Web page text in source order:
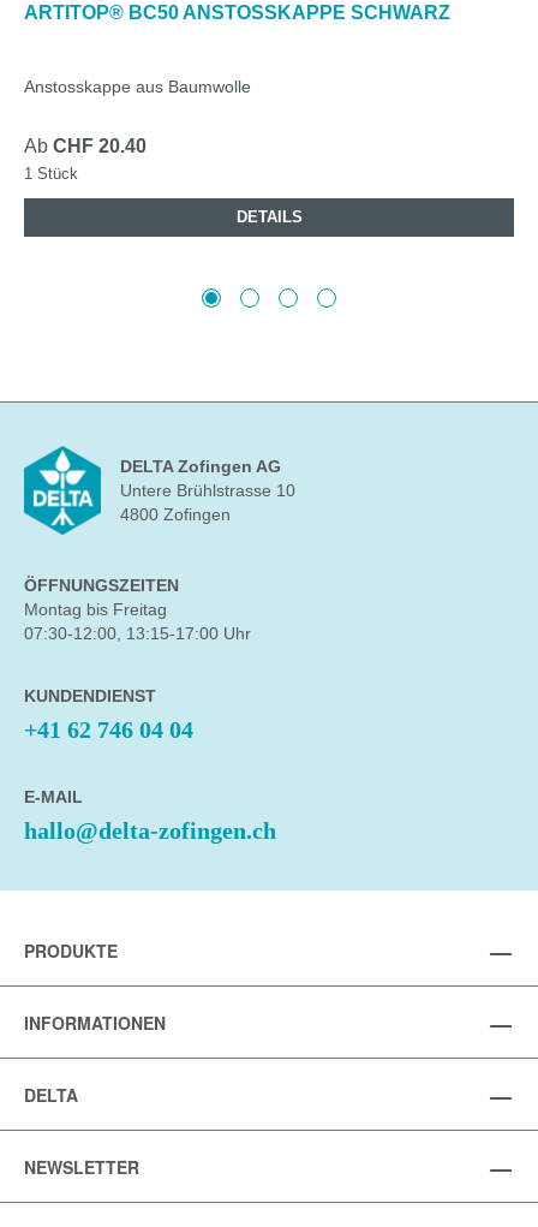
ARTITOP® BC50 ANSTOSSKAPPE SCHWARZ
Anstosskappe aus Baumwolle
Ab CHF 20.40
1 Stück
DETAILS
DELTA Zofingen AG
Untere Brühlstrasse 10
4800 Zofingen
ÖFFNUNGSZEITEN
Montag bis Freitag
07:30-12:00, 13:15-17:00 Uhr
KUNDENDIENST
+41 62 746 04 04
E-MAIL
hallo@delta-zofingen.ch
PRODUKTE
INFORMATIONEN
DELTA
NEWSLETTER